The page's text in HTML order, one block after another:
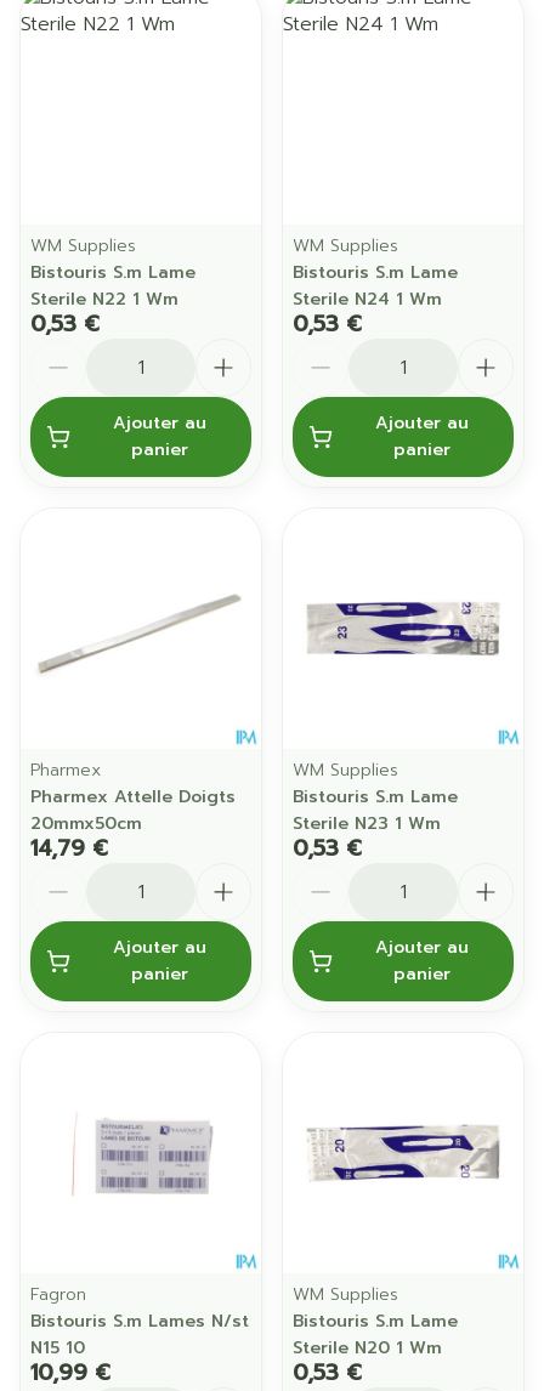
WM Supplies
Bistouris S.m Lame
Sterile N22 1 Wm
0,53 €
Ajouter au
panier
WM Supplies
Bistouris S.m Lame
Sterile N24 1 Wm
0,53 €
Ajouter au
panier
Pharmex
Pharmex Attelle Doigts
20mmx50cm
14,79 €
Ajouter au
panier
WM Supplies
Bistouris S.m Lame
Sterile N23 1 Wm
0,53 €
Ajouter au
panier
Fagron
Bistouris S.m Lames N/st
N15 10
10,99 €
WM Supplies
Bistouris S.m Lame
Sterile N20 1 Wm
0,53 €